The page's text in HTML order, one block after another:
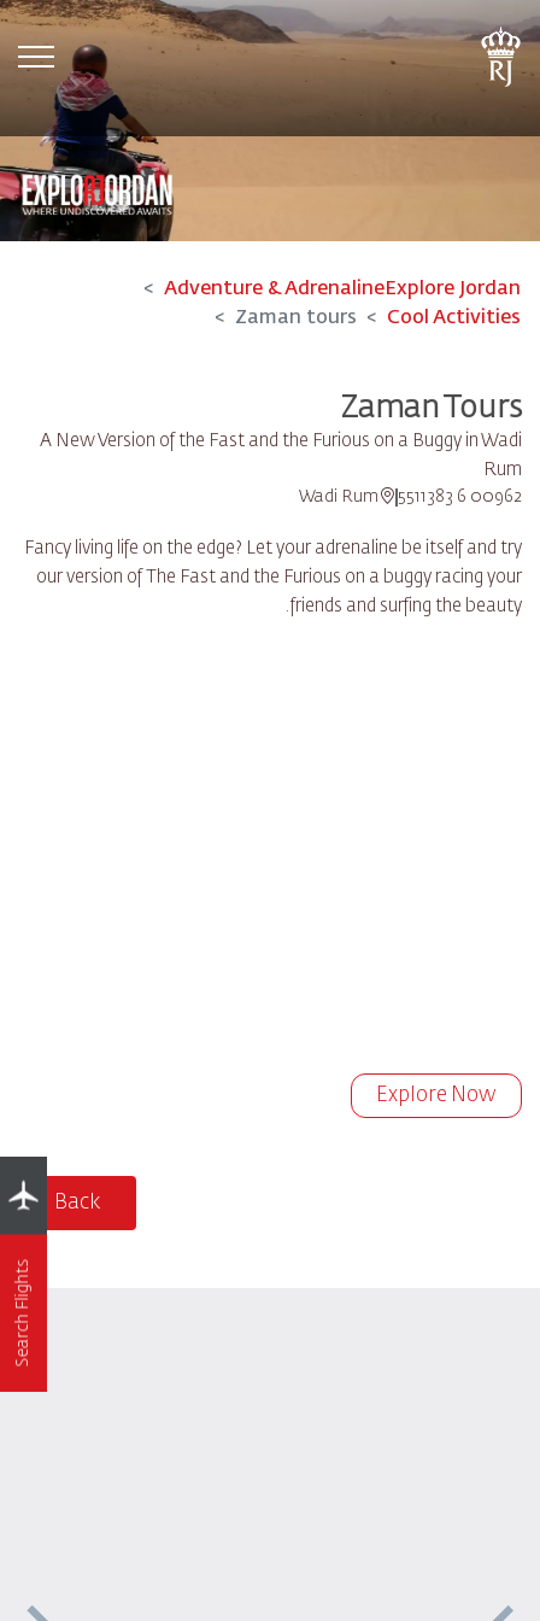
Explore Jordan
Adventure & Adrenaline
Cool Activities
Zaman tours
Zaman Tours
A New Version of the Fast and the Furious on a Buggy in Wadi
Rum
00962 6 5511383
Wadi Rum
Fancy living life on the edge? Let your adrenaline be itself and try
our version of The Fast and the Furious on a buggy racing your
friends and surfing the beauty.
Explore Now
Back
Search Flights